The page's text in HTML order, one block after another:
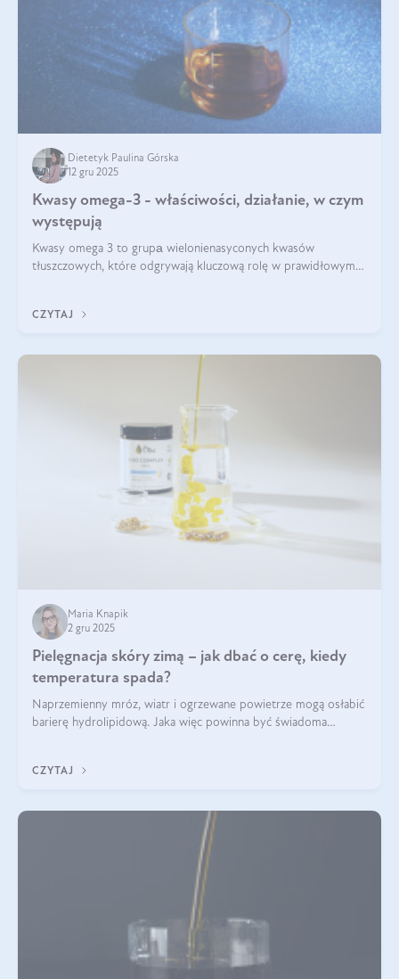
Dietetyk Paulina Górska
12 gru 2025
Kwasy omega-3 - właściwości, działanie, w czym
występują
Kwasy omega 3 to grupа wielonienasyconych kwasów
tłuszczowych, które odgrywają kluczową rolę w prawidłowym
CZYTAJ
Maria Knapik
2 gru 2025
Pielęgnacja skóry zimą – jak dbać o cerę, kiedy
temperatura spada?
Naprzemienny mróz, wiatr i ogrzewane powietrze mogą osłabić
barierę hydrolipidową. Jaka więc powinna być świadoma
CZYTAJ